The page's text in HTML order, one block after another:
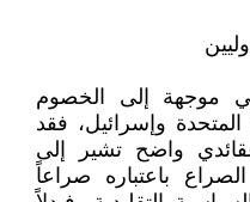
موجهة إلى الخصوم
المتحدة وإسرائيل، فقد
واضح تشير إلى
باعتباره صراعاً